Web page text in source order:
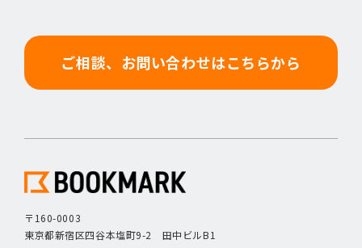
ご相談、お問い合わせはこちらから
〒160-0003
東京都新宿区四谷本塩町9-2 田中ビルB1